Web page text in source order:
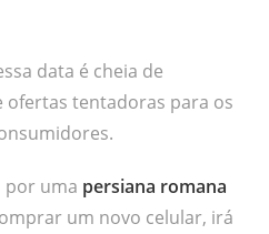
data é cheia de
ofertas tentadoras para os
por uma persiana romana
um novo celular, irá